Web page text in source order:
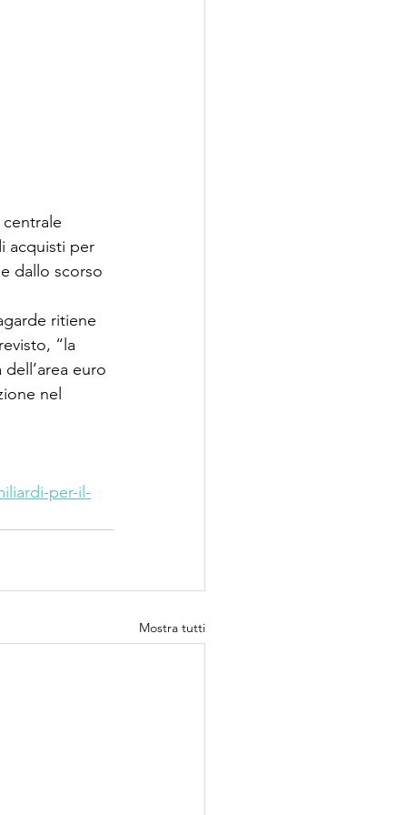
acquisti per
dallo scorso
ritiene
“la
euro
nel
per-il-
Mostra tutti